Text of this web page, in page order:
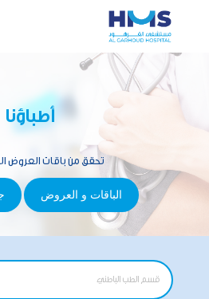
أطباؤنا
تحقق من باقات العروض
الباقات و العروض